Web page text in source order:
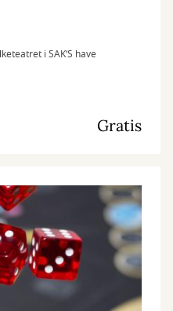
i SAK’S have
Gratis